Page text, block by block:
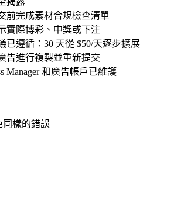
前完成素材合規檢查清單
實際博彩、中獎或下注
已遵循：30 天從 $50/天逐步擴展
告進行複製並重新提交
Manager 和廣告帳戶已維護
同樣的錯誤